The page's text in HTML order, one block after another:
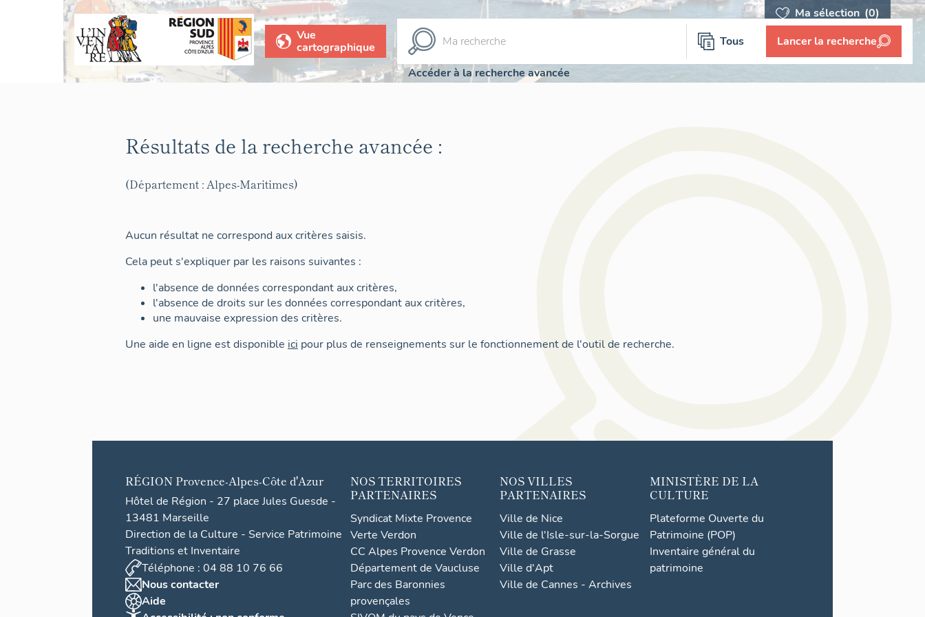
Ma sélection (0)
Vue
cartographique
Tous Lancer la recherche
Accéder à la recherche avancée
Résultats de la recherche avancée :
(Département : Alpes-Maritimes)
Aucun résultat ne correspond aux critères saisis.
Cela peut s'expliquer par les raisons suivantes :
l'absence de données correspondant aux critères,
l'absence de droits sur les données correspondant aux critères,
une mauvaise expression des critères.
Une aide en ligne est disponible ici pour plus de renseignements sur le fonctionnement de l'outil de recherche.
RÉGION Provence-Alpes-Côte d'Azur
Hôtel de Région - 27 place Jules Guesde -
13481 Marseille
Direction de la Culture - Service Patrimoine
Traditions et Inventaire
Téléphone : 04 88 10 76 66
Nous contacter
Aide
NOS TERRITOIRES
PARTENAIRES
Syndicat Mixte Provence
Verte Verdon
CC Alpes Provence Verdon
Département de Vaucluse
Parc des Baronnies
provençales
NOS VILLES
PARTENAIRES
Ville de Nice
Ville de l'Isle-sur-la-Sorgue
Ville de Grasse
Ville d'Apt
Ville de Cannes - Archives
MINISTÈRE DE LA
CULTURE
Plateforme Ouverte du
Patrimoine (POP)
Inventaire général du
patrimoine